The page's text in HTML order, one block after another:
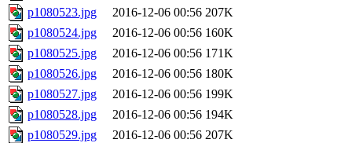
p1080523.jpg
2016-12-06 00:56 207K
p1080524.jpg
2016-12-06 00:56 160K
p1080525.jpg
2016-12-06 00:56 171K
p1080526.jpg
2016-12-06 00:56 180K
p1080527.jpg
2016-12-06 00:56 199K
p1080528.jpg
2016-12-06 00:56 194K
p1080529.jpg
2016-12-06 00:56 207K